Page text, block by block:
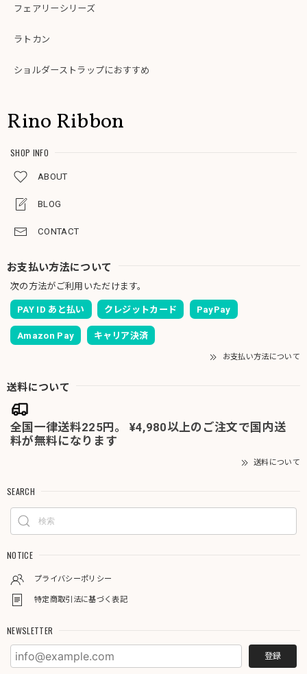
フェアリーシリーズ
ラトカン
ショルダーストラップにおすすめ
Rino Ribbon
SHOP INFO
ABOUT
BLOG
CONTACT
お支払い方法について
次の方法がご利用いただけます。
PAY ID あと払い クレジットカード PayPay
Amazon Pay キャリア決済
お支払い方法について
送料について
全国一律送料225円。 ¥4,980以上のご注文で国内送
料が無料になります
送料について
SEARCH
NOTICE
プライバシーポリシー
特定商取引法に基づく表記
NEWSLETTER
登録